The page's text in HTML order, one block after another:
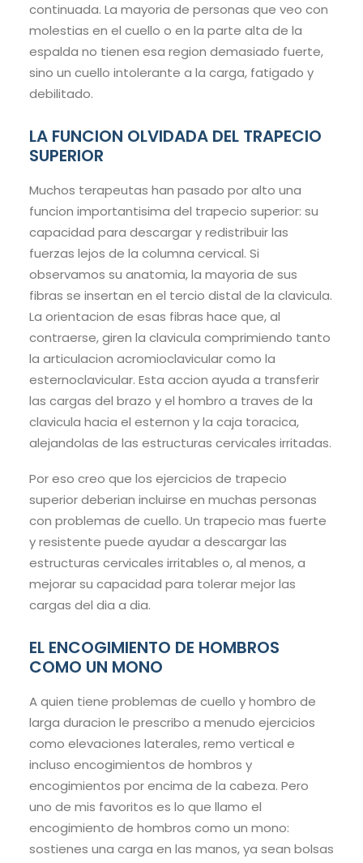
continuada. La mayoria de personas que veo con
molestias en el cuello o en la parte alta de la
espalda no tienen esa region demasiado fuerte,
sino un cuello intolerante a la carga, fatigado y
debilitado.
LA FUNCION OLVIDADA DEL TRAPECIO
SUPERIOR
Muchos terapeutas han pasado por alto una
funcion importantisima del trapecio superior: su
capacidad para descargar y redistribuir las
fuerzas lejos de la columna cervical. Si
observamos su anatomia, la mayoria de sus
fibras se insertan en el tercio distal de la clavicula.
La orientacion de esas fibras hace que, al
contraerse, giren la clavicula comprimiendo tanto
la articulacion acromioclavicular como la
esternoclavicular. Esta accion ayuda a transferir
las cargas del brazo y el hombro a traves de la
clavicula hacia el esternon y la caja toracica,
alejandolas de las estructuras cervicales irritadas.
Por eso creo que los ejercicios de trapecio
superior deberian incluirse en muchas personas
con problemas de cuello. Un trapecio mas fuerte
y resistente puede ayudar a descargar las
estructuras cervicales irritables o, al menos, a
mejorar su capacidad para tolerar mejor las
cargas del dia a dia.
EL ENCOGIMIENTO DE HOMBROS
COMO UN MONO
A quien tiene problemas de cuello y hombro de
larga duracion le prescribo a menudo ejercicios
como elevaciones laterales, remo vertical e
incluso encogimientos de hombros y
encogimientos por encima de la cabeza. Pero
uno de mis favoritos es lo que llamo el
encogimiento de hombros como un mono:
sostienes una carga en las manos, ya sean bolsas